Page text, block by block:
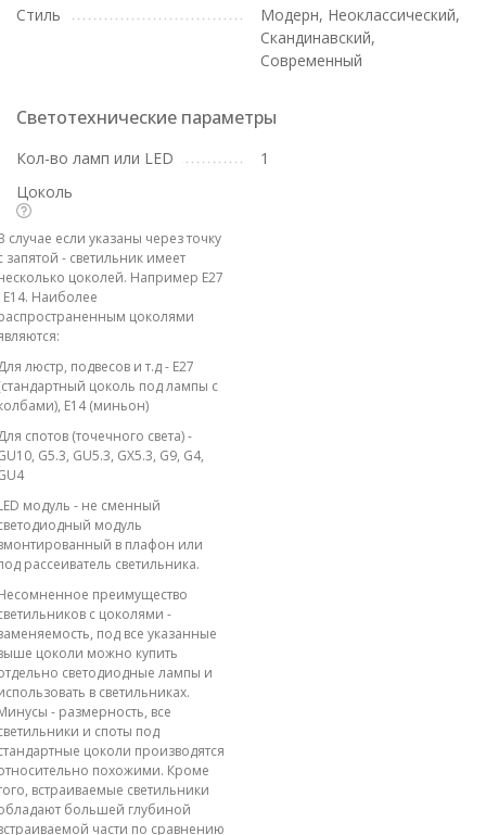
Стиль
Модерн, Неоклассический,
Скандинавский,
Современный
Светотехнические параметры
Кол-во ламп или LED
1
Цоколь
случае если указаны через точку
запятой - светильник имеет
цоколей. Например E27
E14. Наиболее
цоколями
люстр, подвесов и т.д - E27
цоколь под лампы с
E14 (миньон)
спотов (точечного света) -
G5.3, GU5.3, GX5.3, G9, G4,
модуль - не сменный
модуль
в плафон или
рассеиватель светильника.
преимущество
с цоколями -
под все указанные
цоколи можно купить
светодиодные лампы и
в светильниках.
- размерность, все
и споты под
цоколи производятся
похожими. Кроме
встраиваемые светильники
большей глубиной
части по сравнению